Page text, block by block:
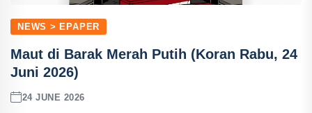
NEWS > EPAPER
Maut di Barak Merah Putih (Koran Rabu, 24
Juni 2026)
24 JUNE 2026